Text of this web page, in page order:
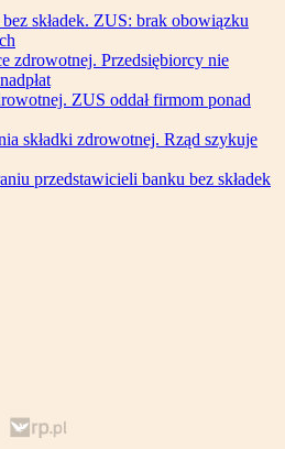
składek. ZUS: brak obowiązku
zdrowotnej. Przedsiębiorcy nie
ZUS oddał firmom ponad
składki zdrowotnej. Rząd szykuje
przedstawicieli banku bez składek